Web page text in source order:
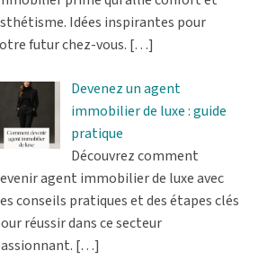
Idées inspirantes pour
futur chez-vous. […]
Devenez un agent
immobilier de luxe : guide
pratique
Découvrez comment
agent immobilier de luxe avec
conseils pratiques et des étapes clés
réussir dans ce secteur
[…]